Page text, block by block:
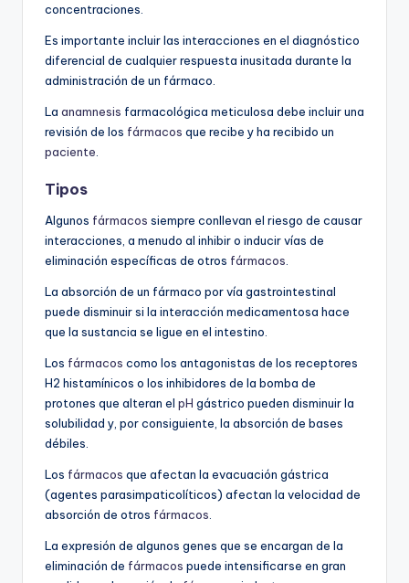
concentraciones.
Es importante incluir las interacciones en el diagnóstico
diferencial de cualquier respuesta inusitada durante la
administración de un fármaco.
La anamnesis farmacológica meticulosa debe incluir una
revisión de los fármacos que recibe y ha recibido un
paciente
Tipos
Algunos fármacos siempre conllevan el riesgo de causar
interacciones, a menudo al inhibir o inducir vías de
eliminación específicas de otros fármacos
La absorción de un fármaco por vía gastrointestinal
puede disminuir si la interacción medicamentosa hace
que la sustancia se ligue en el intestino.
Los fármacos como los antagonistas de los receptores
H2 histamínicos o los inhibidores de la bomba de
protones que alteran el pH gástrico pueden disminuir la
solubilidad y, por consiguiente, la absorción de bases
débiles.
Los fármacos que afectan la evacuación gástrica
(agentes parasimpaticolíticos) afectan la velocidad de
absorción de otros fármacos
La expresión de algunos genes que se encargan de la
eliminación de fármacos puede intensificarse en gran